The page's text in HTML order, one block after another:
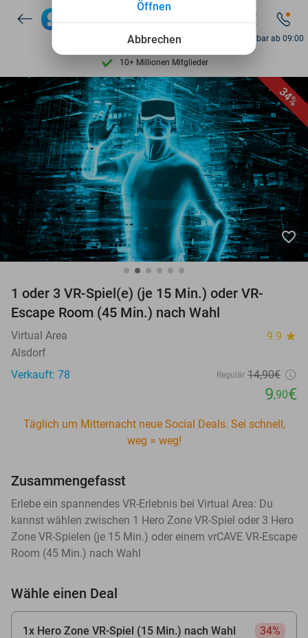
Entdecke 15.000+ Deals
7 Tage die Woche verfügbar
10+ Millionen Mitglieder
9,4 basierend auf206.264 Bewertungen
Entdecke 15.000+ Deals
7 Tage die Woche verfügbar
10+ Millionen Mitglieder
Erreichbar ab 09:00
34%
favorite_border
1 oder 3 VR-Spiel(e) (je 15 Min.) oder VR-
Escape Room (45 Min.) nach Wahl
Virtual Area 9.9 star
Alsdorf
Verkauft: 78
Regulär 14,90€
9,90€
Täglich um Mitternacht neue Social Deals. Sei schnell,
weg = weg!
Zusammengefasst
Erlebe ein spannendes VR-Erlebnis bei Virtual Area: Du
kannst wählen zwischen 1 Hero Zone VR-Spiel oder 3 Hero
Zone VR-Spielen (je 15 Min.) oder einem vrCAVE VR-Escape
Room (45 Min.) nach Wahl
Wähle einen Deal
1x Hero Zone VR-Spiel (15 Min.) nach Wahl
34%
Abbrechen
Öffnen